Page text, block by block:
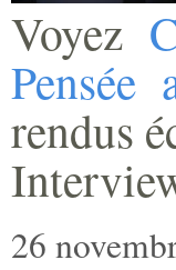
Voyez
rendus
26